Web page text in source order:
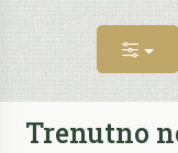
Trenutno